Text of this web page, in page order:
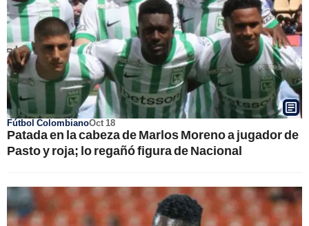
Fútbol ColombianoOct 18
Patada en la cabeza de Marlos Moreno a jugador de
Pasto y roja; lo regañó figura de Nacional